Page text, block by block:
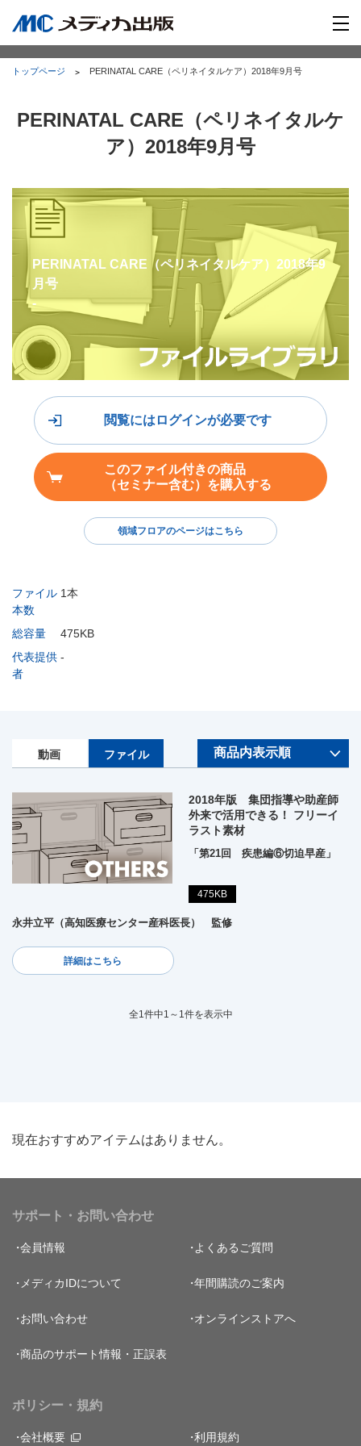
トップページ PERINATAL CARE（ペリネイタルケア）2018年9月号
PERINATAL CARE（ペリネイタルケ
ア）2018年9月号
PERINATAL CARE（ペリネイタルケア）2018年9
月号
-
ファイル
本数
1本
総容量
475KB
代表提供
者
-
閲覧にはログインが必要です
このファイル付きの商品
（セミナー含む）を購入する
領域フロアのページはこちら
動画 ファイル
2018年版 集団指導や助産師
外来で活用できる！ フリーイ
ラスト素材
「第21回 疾患編⑥切迫早産」
475KB
永井立平（高知医療センター産科医長） 監修
詳細はこちら
全1件中1～1件を表示中
現在おすすめアイテムはありません。
サポート・お問い合わせ
会員情報 よくあるご質問
メディカIDについて 年間購読のご案内
お問い合わせ オンラインストアへ
商品のサポート情報・正誤表
ポリシー・規約
会社概要 利用規約